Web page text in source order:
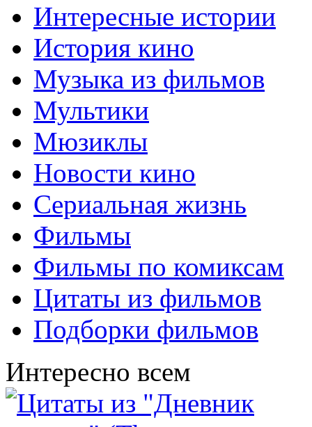
Интересные истории
История кино
Музыка из фильмов
Мультики
Мюзиклы
Новости кино
Сериальная жизнь
Фильмы
Фильмы по комиксам
Цитаты из фильмов
Подборки фильмов
Интересно всем